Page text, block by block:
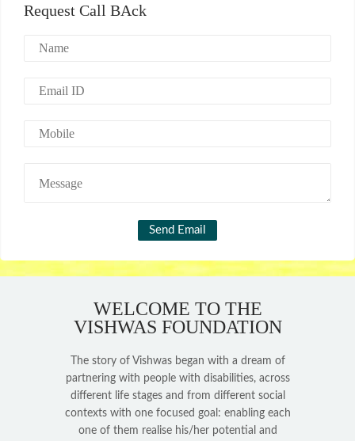
Request Call BAck
WELCOME TO THE
VISHWAS FOUNDATION
The story of Vishwas began with a dream of
partnering with people with disabilities, across
different life stages and from different social
contexts with one focused goal: enabling each
one of them realise his/her potential and